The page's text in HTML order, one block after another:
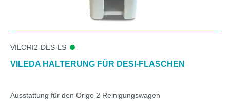
VILORI2-DES-LS
VILEDA HALTERUNG FÜR DESI-FLASCHEN
Ausstattung für den Origo 2 Reinigungswagen